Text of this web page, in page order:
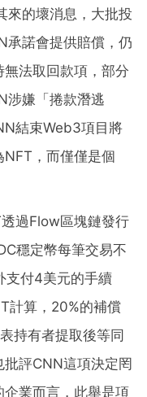
來的壞消息，大批投
承諾會提供賠償，仍
法取回款項，部分
涉嫌「捲款潛逃
結束Web3項目將
，而僅僅是個
過Flow區塊鏈發行
穩定幣每筆交易不
支付4美元的手續
計算，20%的補償
持有者提取後等同
評CNN這項決定罔
業而言，此舉是項